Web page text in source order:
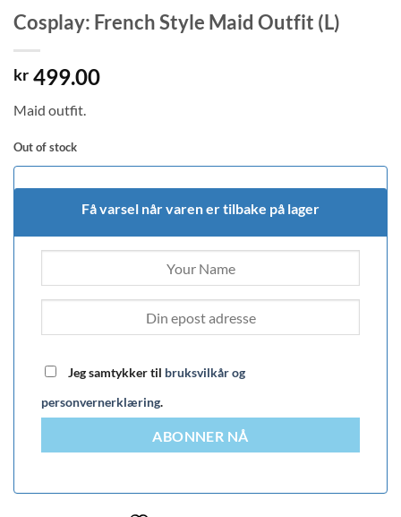
Cosplay: French Style Maid Outfit (L)
kr 499.00
Maid outfit.
Out of stock
Få varsel når varen er tilbake på lager
Jeg samtykker til bruksvilkår og
personvernerklæring.
ABONNER NÅ